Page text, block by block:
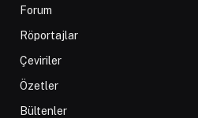
Forum
Röportajlar
Çeviriler
Özetler
Bültenler